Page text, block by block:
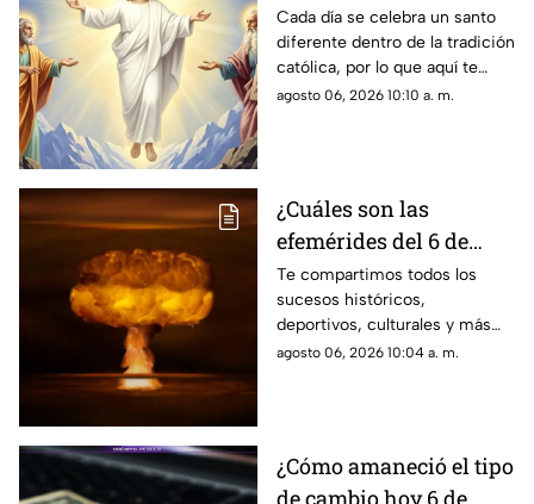
que se celebran este
jueves 6 de agosto de
2026?
Cada día se celebra un santo
diferente dentro de la tradición
católica, por lo que aquí te
compartimos el santoral
agosto 06, 2026 10:10 a. m.
¿Cuáles son las
efemérides del 6 de
agosto? Conoce lo que
se celebra un día como
hoy en México y el
mundo
Te compartimos todos los
sucesos históricos,
deportivos, culturales y más
que marcaron las efemérides
agosto 06, 2026 10:04 a. m.
¿Cómo amaneció el tipo
de cambio hoy 6 de